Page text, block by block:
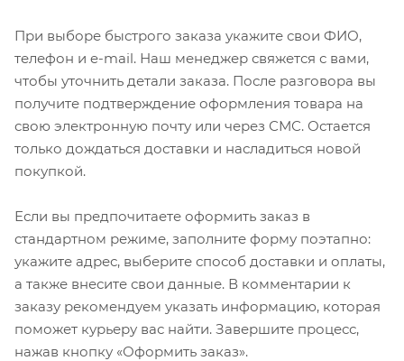
При выборе быстрого заказа укажите свои ФИО,
телефон и e-mail. Наш менеджер свяжется с вами,
чтобы уточнить детали заказа. После разговора вы
получите подтверждение оформления товара на
свою электронную почту или через СМС. Остается
только дождаться доставки и насладиться новой
покупкой.
Если вы предпочитаете оформить заказ в
стандартном режиме, заполните форму поэтапно:
укажите адрес, выберите способ доставки и оплаты,
а также внесите свои данные. В комментарии к
заказу рекомендуем указать информацию, которая
поможет курьеру вас найти. Завершите процесс,
нажав кнопку «Оформить заказ».